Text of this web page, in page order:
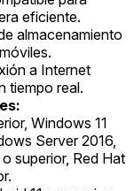
eficiente.
almacenamiento
a Internet
tiempo real.
Windows 11
Server 2016,
superior, Red Hat